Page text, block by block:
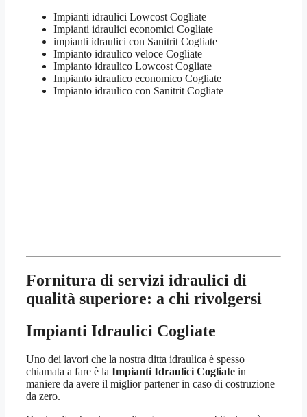
Impianti idraulici Lowcost Cogliate
Impianti idraulici economici Cogliate
impianti idraulici con Sanitrit Cogliate
Impianto idraulico veloce Cogliate
Impianto idraulico Lowcost Cogliate
Impianto idraulico economico Cogliate
Impianto idraulico con Sanitrit Cogliate
Fornitura di servizi idraulici di
qualità superiore: a chi rivolgersi
Impianti Idraulici Cogliate
Uno dei lavori che la nostra ditta idraulica è spesso
chiamata a fare è la Impianti Idraulici Cogliate in
maniere da avere il miglior partener in caso di costruzione
da zero.